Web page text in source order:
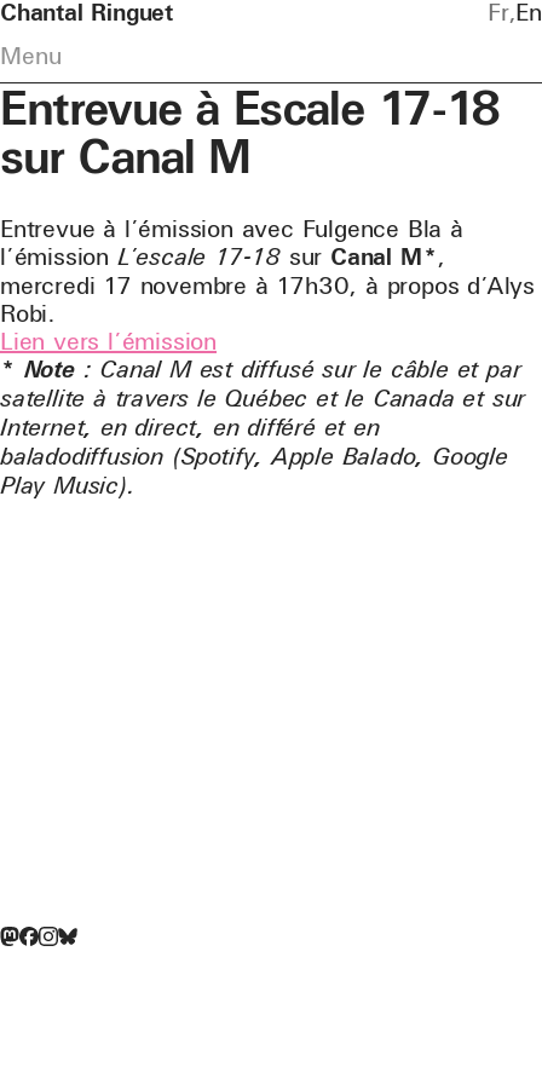
Chantal Ringuet
Menu
Fr En
Entrevue à Escale 17-18
sur Canal M
Entrevue à l’émission avec Fulgence Bla à
l’émission L’escale 17-18 sur Canal M*,
mercredi 17 novembre à 17h30, à propos d’Alys
Robi.
Lien vers l’émission
* Note: Canal M est diffusé sur le câble et par
satellite à travers le Québec et le Canada et sur
Internet, en direct, en différé et en
baladodiffusion (Spotify, Apple Balado, Google
Play Music).